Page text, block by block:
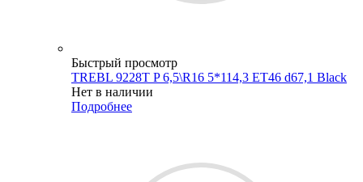
Быстрый просмотр
TREBL 9228T P 6,5\R16 5*114,3 ET46 d67,1 Black
Нет в наличии
Подробнее